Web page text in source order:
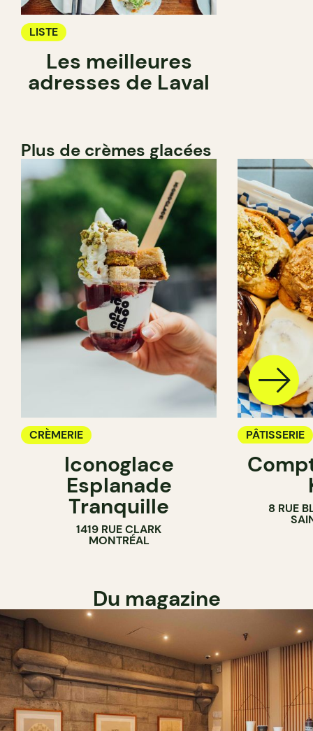
LISTE
Les meilleures
adresses de Laval
Plus de crèmes glacées
CRÈMERIE
Iconoglace
Esplanade
Tranquille
1419 RUE CLARK
MONTRÉAL
PÂTISSERIE
CRÈMERIE
8 RUE
Du magazine